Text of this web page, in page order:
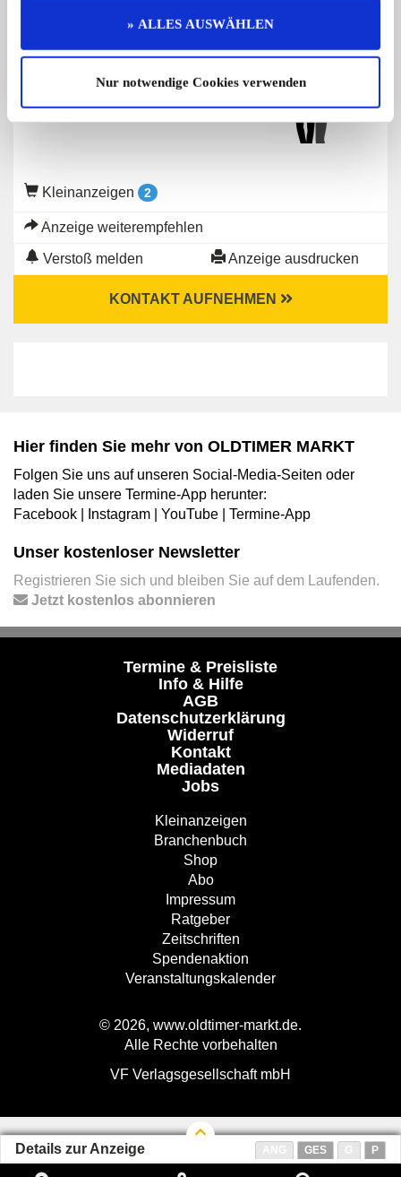
» ALLES AUSWÄHLEN
Nur notwendige Cookies verwenden
Gesuch von
Kleinanzeigen 2
Anzeige weiterempfehlen
Verstoß melden Anzeige ausdrucken
KONTAKT AUFNEHMEN
Details zur Anzeige GES P
Hier finden Sie mehr von OLDTIMER MARKT
Folgen Sie uns auf unseren Social-Media-Seiten oder
laden Sie unsere Termine-App herunter:
Facebook
Instagram YouTube Termine-App
Unser kostenloser Newsletter
Registrieren Sie sich und bleiben Sie auf dem Laufenden.
Jetzt kostenlos abonnieren
Termine & Preisliste
Info & Hilfe
AGB
Datenschutzerklärung
Widerruf
Kontakt
Mediadaten
Jobs
Kleinanzeigen
Branchenbuch
Shop
Abo
Impressum
Ratgeber
Zeitschriften
Spendenaktion
Veranstaltungskalender
© 2026, www.oldtimer-markt.de.
Alle Rechte vorbehalten
VF Verlagsgesellschaft mbH